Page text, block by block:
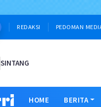
REDAKSI PEDOMAN
SINTANG
HOME BERITA